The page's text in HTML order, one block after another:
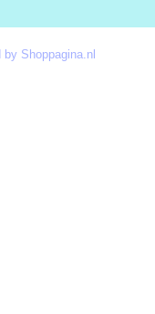
Shoppagina.nl